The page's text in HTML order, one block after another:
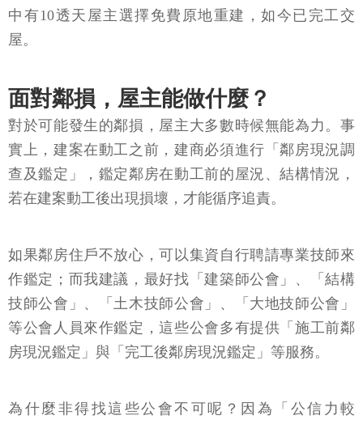
中有10透天屋主選擇免費原地重建，如今已完工交
屋。
面對鄰損，屋主能做什麼？
對於可能發生的鄰損，屋主大多數時候無能為力。事
實上，建案在動工之前，建商必須進行「鄰房現況調
查及鑑定」，鑑定鄰房在動工前的屋況、結構情況，
若在建案動工後出現損壞，才能循序追責。
如果鄰房住戶不放心，可以集資自行聘請專業技師來
作鑑定；而我建議，最好找「建築師公會」、「結構
技師公會」、「土木技師公會」、「大地技師公會」
等公會人員來作鑑定，這些公會多有提供「施工前鄰
房現況鑑定」與「完工後鄰房現況鑑定」等服務。
為什麼非得找這些公會不可呢？因為「公信力較